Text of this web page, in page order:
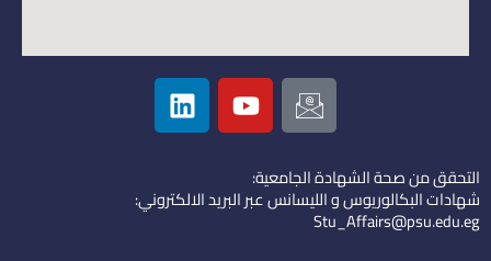
I
c
o
n
-
e
Y
o
u
u
b
L
i
n
e
d
التحقق من صحة الشهادة الجامعية:
شهادات البكالوريوس و الليسانس عبر البريد الالكتروني:
Stu_Affairs@psu.edu.eg